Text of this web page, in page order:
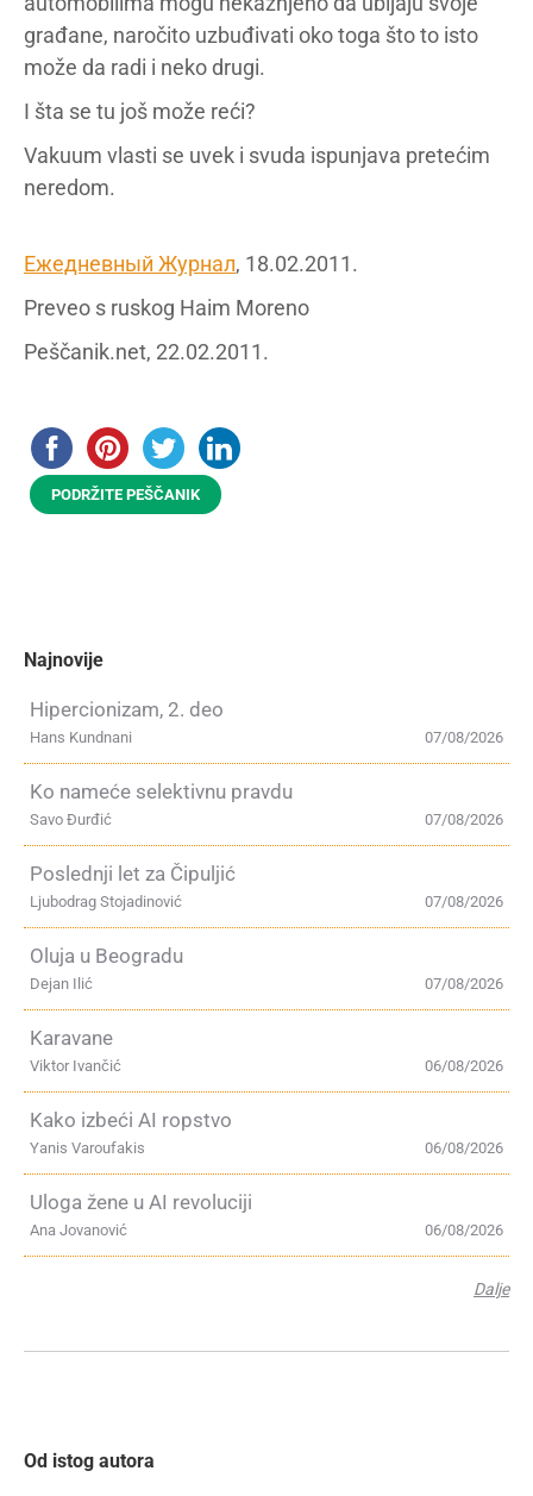
građane, naročito uzbuđivati oko toga što to isto
može da radi i neko drugi.
I šta se tu još može reći?
Vakuum vlasti se uvek i svuda ispunjava pretećim
neredom.
Ежедневный Журнал, 18.02.2011.
Preveo s ruskog Haim Moreno
Peščanik.net, 22.02.2011.
PODRŽITE PEŠČANIK
Najnovije
Hipercionizam, 2. deo
07/08/2026
Hans Kundnani
Ko nameće selektivnu pravdu
07/08/2026
Savo Đurđić
Poslednji let za Čipuljić
07/08/2026
Ljubodrag Stojadinović
Oluja u Beogradu
07/08/2026
Dejan Ilić
Karavane
06/08/2026
Viktor Ivančić
Kako izbeći AI ropstvo
06/08/2026
Yanis Varoufakis
Uloga žene u AI revoluciji
06/08/2026
Ana Jovanović
Dalje
Od istog autora